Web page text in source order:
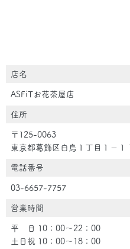
店名
ASFiTお花茶屋店
住所
〒125-0063
東京都葛飾区白鳥１丁目１−１
電話番号
03-6657-7757
営業時間
平 日 10：00～22：00
土日祝 10：00～18：00